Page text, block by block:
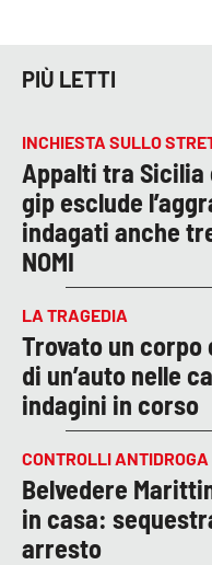
PIÙ LETTI
INCHIESTA SULLO
Appalti tra Sicilia
gip esclude
indagati anche
NOMI
LA TRAGEDIA
Trovato un corpo
di un’auto nelle
indagini in corso
CONTROLLI
Belvedere
in casa:
arresto